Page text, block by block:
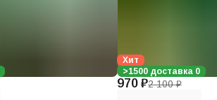
Хит
>1500 доставка 0
970 ₽2 100 ₽